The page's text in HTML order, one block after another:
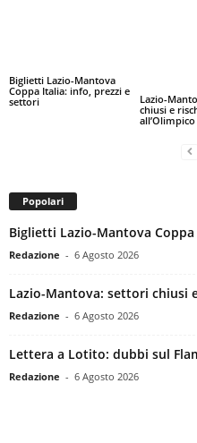
Biglietti Lazio-Mantova
Coppa Italia: info, prezzi e
settori
Lazio-
chiusi e
all’Olimpico
Popolari
Biglietti Lazio-Mantova
Redazione - 6 Agosto 2026
Lazio-Mantova: settori chiusi
Redazione - 6 Agosto 2026
Lettera a Lotito: dubbi sul
Redazione - 6 Agosto 2026